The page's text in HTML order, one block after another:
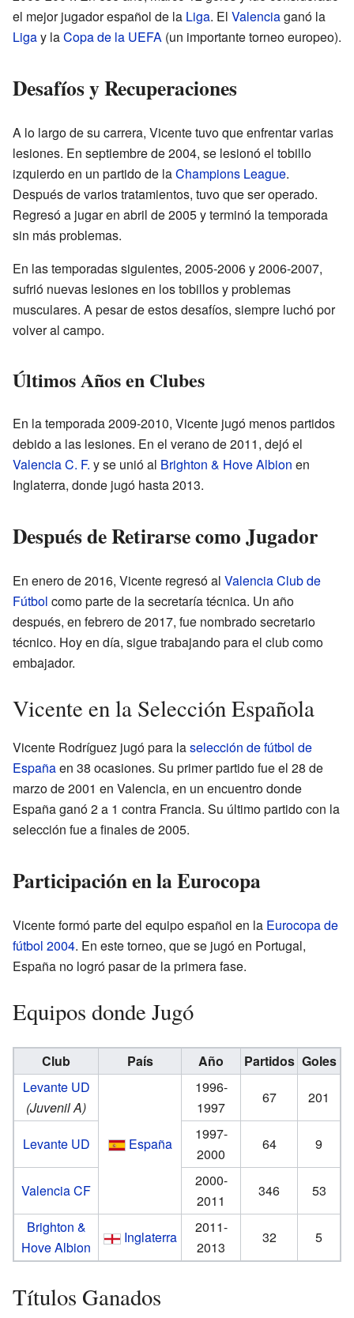
el mejor jugador español de la Liga. El Valenciaganó la
Ligay laCopa de la UEFA (un importante torneo europeo).
Desafíos y Recuperaciones
A lo largo de su carrera, Vicente tuvo que enfrentar varias
lesiones. En septiembre de 2004, se lesionó el tobillo
izquierdo en un partido de laChampions League.
Después de varios tratamientos, tuvo que ser operado.
Regresó a jugar en abril de 2005 y terminó la temporada
sin más problemas.
En las temporadas siguientes, 2005-2006 y 2006-2007,
sufrió nuevas lesiones en los tobillos y problemas
musculares. A pesar de estos desafíos, siempre luchó por
volver al campo.
Últimos Años en Clubes
En la temporada 2009-2010, Vicente jugó menos partidos
debido a las lesiones. En el verano de 2011, dejó el
Valencia C. F. y se unió al Brighton & Hove Albion en
Inglaterra, donde jugó hasta 2013.
Después de Retirarse como Jugador
En enero de 2016, Vicente regresó al Valencia Club de
Fútbol como parte de la secretaría técnica. Un año
después, en febrero de 2017, fue nombrado secretario
técnico. Hoy en día, sigue trabajando para el club como
embajador.
Vicente en la Selección Española
Vicente Rodríguez jugó para laselección de fútbol de
Españaen 38 ocasiones. Su primer partido fue el 28 de
marzo de 2001 en Valencia, en un encuentro donde
España ganó 2 a 1 contra Francia. Su último partido con la
selección fue a finales de 2005.
Participación en la Eurocopa
Vicente formó parte del equipo español en la Eurocopa de
fútbol 2004. En este torneo, que se jugó en Portugal,
España no logró pasar de la primera fase.
Equipos donde Jugó
Club País Año Partidos Goles
Levante UD
(Juvenil A)
España
1996-
1997
67 201
Levante UD
1997-
2000
64 9
Valencia CF
2000-
2011
346
53
Brighton &
Hove Albion
Inglaterra
2011-
2013
32 5
Títulos Ganados